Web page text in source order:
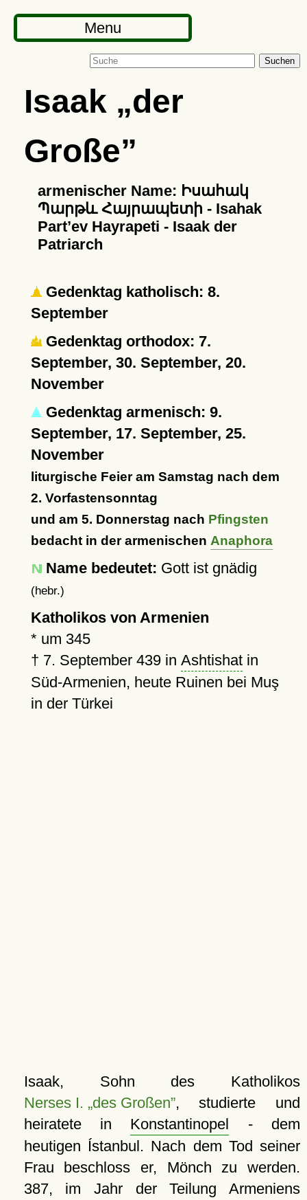
Menu
Suchen
Isaak
der
Große
armenischer Name: Իսահակ
Պարթև Հայրապետի - Isahak
Part’ev Hayrapeti - Isaak der
Patriarch
Gedenktag katholisch: 8.
September
Gedenktag orthodox: 7.
September, 30. September, 20.
November
Gedenktag armenisch: 9.
September, 17. September, 25.
November
liturgische Feier am Samstag nach dem
2. Vorfastensonntag
und am 5. Donnerstag nach Pfingsten
bedacht in der armenischen Anaphora
Name bedeutet: Gott ist gnädig
(hebr.)
Katholikos von Armenien
* um 345
† 7. September 439in Ashtishatin
Süd-Armenien, heute Ruinen bei Muş
in der Türkei
Isaak, Sohn des Katholikos
Nerses I. „des Großen”, studierte und
heiratete in Konstantinopel - dem
heutigen Ístanbul. Nach dem Tod seiner
Frau beschloss er, Mönch zu werden.
387, im Jahr der Teilung Armeniens